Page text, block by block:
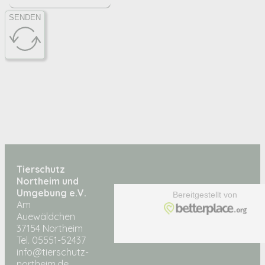
SENDEN
Tierschutz
Northeim und
Umgebung e.V.
Am
Auewäldchen
37154 Northeim
Tel. 05551-52437
info@tierschutz-